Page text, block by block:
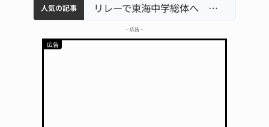
人気の記事
中学校の陶壁モニュメント 地元建設会社がボランティアで清掃 伊賀名張市立病院のDMAT、熊本地震の被災地へ 能登以来3回目の派遣
【インターハイ⑨】ソフトテニス ミス減らし上位狙う 近大高専 リレーで東海中学総体へ 伊賀・名張
– 広告 –